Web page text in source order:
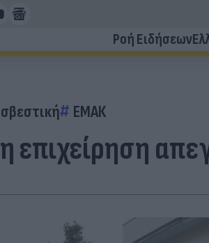
Ροή Ειδήσεων
ΕΜΑΚ
επιχείρηση